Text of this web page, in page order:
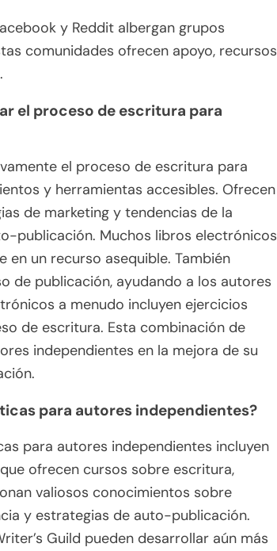
y Reddit albergan grupos
comunidades ofrecen apoyo, recursos
el proceso de escritura para
el proceso de escritura para
y herramientas accesibles. Ofrecen
de marketing y tendencias de la
publicación. Muchos libros electrónicos
un recurso asequible. También
de publicación, ayudando a los autores
a menudo incluyen ejercicios
de escritura. Esta combinación de
independientes en la mejora de su
para autores independientes?
para autores independientes incluyen
ofrecen cursos sobre escritura,
valiosos conocimientos sobre
y estrategias de auto-publicación.
Guild pueden desarrollar aún más